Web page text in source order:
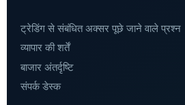
ट्रेडिंग से संबंधित अक्सर पूछे जाने वाले प्रश्न
व्यापार की शर्तें
बाजार अंतर्दृष्टि
संपर्क डेस्क